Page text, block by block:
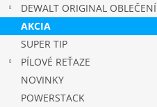
DEWALT ORIGINAL OBLEČENÍ
AKCIA
SUPER TIP
PÍLOVÉ REŤAZE
NOVINKY
POWERSTACK